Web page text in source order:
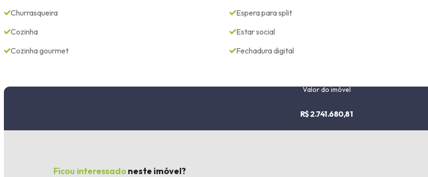
Churrasqueira
Cozinha
Cozinha gourmet
Espera para split
Estar social
Fechadura digital
Valor do imóvel
R$ 2.741.680,81
Ficou interessadoneste imóvel?